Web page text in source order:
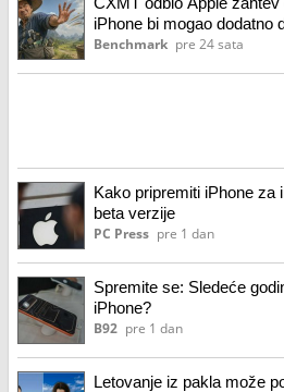
iPhone bi mogao dodatno
Benchmark pre 24 sata
Kako pripremiti iPhone za
beta verzije
PC Press pre 1 dan
Spremite se: Sledeće
iPhone?
B92 pre 1 dan
Letovanje iz pakla može